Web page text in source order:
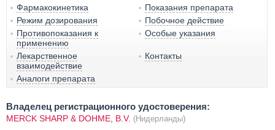
Фармакокинетика
Показания препарата
Режим дозирования
Побочное действие
Противопоказания к
применению
Особые указания
Лекарственное
взаимодействие
Контакты
Аналоги препарата
Владелец регистрационного удостоверения:
MERCK SHARP & DOHME, B.V. (Нидерланды)